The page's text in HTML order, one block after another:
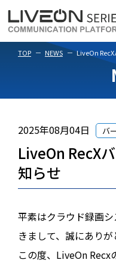
TOP NEWS LiveOn
2025年08月04日 バ
LiveOn RecX
知らせ
平素はクラウド録画
きまして、誠にありが
この度、LiveOn Recx